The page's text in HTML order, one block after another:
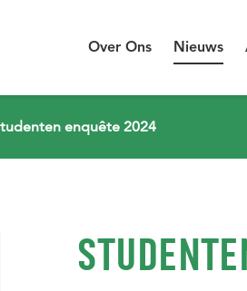
Over Ons Nieuws
enquête 2024